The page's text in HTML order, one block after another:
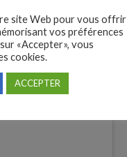
site Web pour vous offrir
vos préférences
«Accepter», vous
cookies.
ACCEPTER